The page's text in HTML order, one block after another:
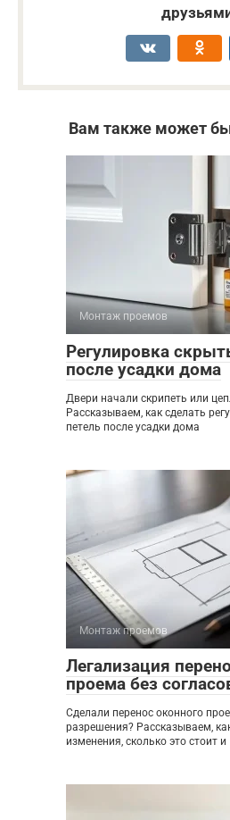
Вам также может
Монтаж проемов
Регулировка
после усадки дома
Двери начали скрипеть или
Рассказываем, как сделать
петель после усадки дома
Монтаж проемов
Легализация
проема без
Сделали перенос оконного
разрешения? Рассказываем,
изменения, сколько это стоит и